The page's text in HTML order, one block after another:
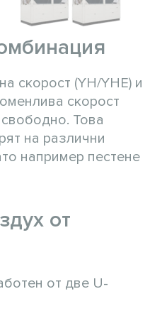
скорост (YH/YHE) и
скорост
Това
на различни
например пестене
от
от две U-